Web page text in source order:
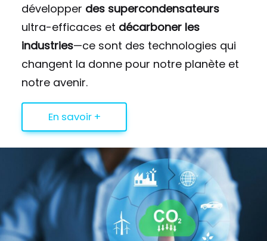
développer des supercondensateurs
ultra-efficaces et décarboner les
industries—ce sont des technologies qui
changent la donne pour notre planète et
notre avenir.
En savoir +